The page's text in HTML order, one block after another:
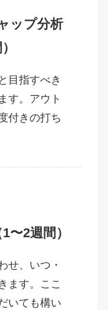
ップ分析
目指すべき
す。アウト
付きの打ち
〜2週間）
せ、いつ・
ます。ここ
いても構い